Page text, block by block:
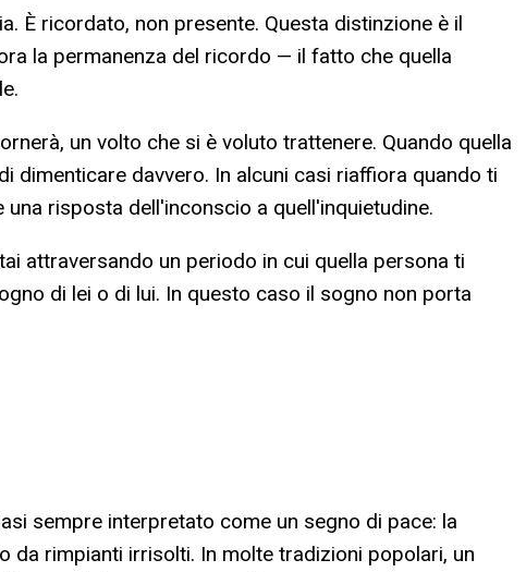
È ricordato, non presente. Questa distinzione è il
la permanenza del ricordo — il fatto che quella
un volto che si è voluto trattenere. Quando quella
davvero. In alcuni casi riaffiora quando ti
risposta dell'inconscio a quell'inquietudine.
attraversando un periodo in cui quella persona ti
di lei o di lui. In questo caso il sogno non porta
sempre interpretato come un segno di pace: la
da rimpianti irrisolti. In molte tradizioni popolari, un